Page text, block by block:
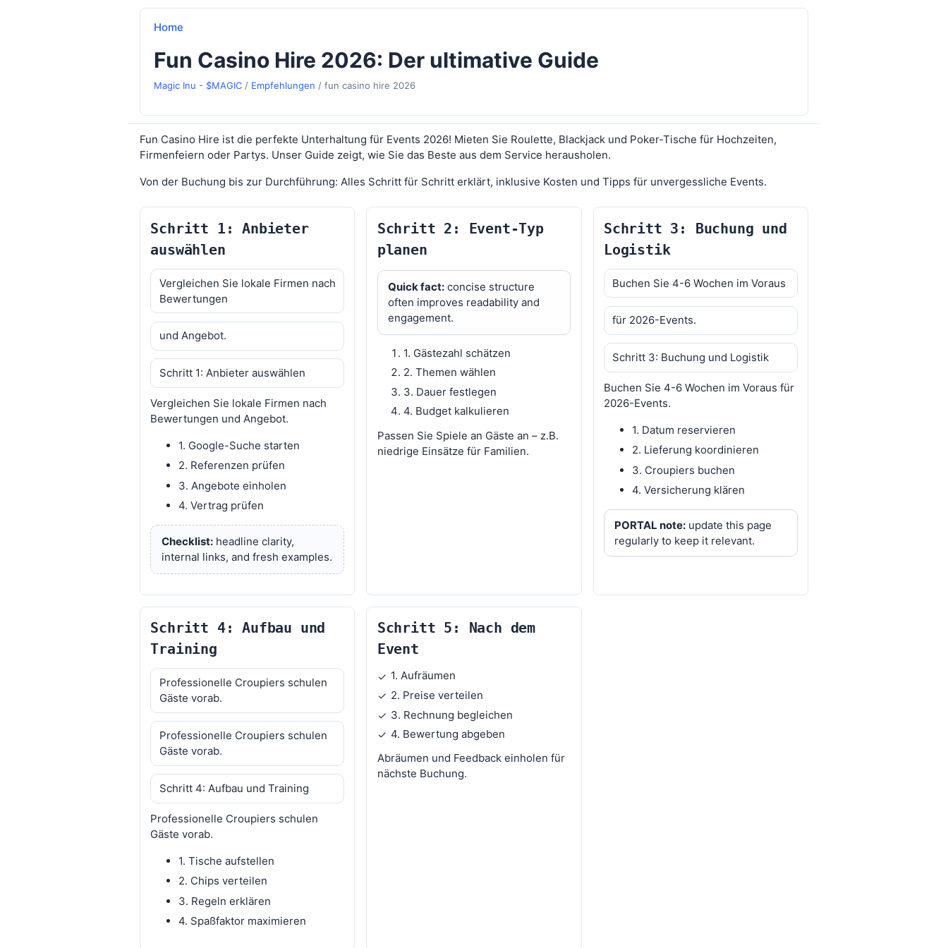
Home
Fun Casino Hire 2026: Der ultimative Guide
Magic Inu - $MAGIC / Empfehlungen /fun casino hire 2026
Fun Casino Hire ist die perfekte Unterhaltung für Events 2026! Mieten Sie Roulette, Blackjack und Poker-Tische für Hochzeiten,
Firmenfeiern oder Partys. Unser Guide zeigt, wie Sie das Beste aus dem Service herausholen.
Von der Buchung bis zur Durchführung: Alles Schritt für Schritt erklärt, inklusive Kosten und Tipps für unvergessliche Events.
Schritt 1: Anbieter
auswählen
Vergleichen Sie lokale Firmen nach
Bewertungen
und Angebot.
Schritt 1: Anbieter auswählen
Vergleichen Sie lokale Firmen nach
Bewertungen und Angebot.
1. Google-Suche starten
2. Referenzen prüfen
3. Angebote einholen
4. Vertrag prüfen
Checklist:headline clarity,
internal links, and fresh examples.
Schritt 2: Event-Typ
planen
Quick fact: concise structure
often improves readability and
engagement.
1. Gästezahl schätzen
2. Themen wählen
3. Dauer festlegen
4. Budget kalkulieren
Passen Sie Spiele an Gäste an – z.B.
niedrige Einsätze für Familien.
Schritt 3: Buchung und
Logistik
Buchen Sie 4-6 Wochen im Voraus
für 2026-Events.
Schritt 3: Buchung und Logistik
Buchen Sie 4-6 Wochen im Voraus für
2026-Events.
1. Datum reservieren
2. Lieferung koordinieren
3. Croupiers buchen
4. Versicherung klären
PORTAL note:update this page
regularly to keep it relevant.
Schritt 4: Aufbau und
Training
Professionelle Croupiers schulen
Gäste vorab.
Professionelle Croupiers schulen
Gäste vorab.
Schritt 4: Aufbau und Training
Professionelle Croupiers schulen
Gäste vorab.
1. Tische aufstellen
2. Chips verteilen
3. Regeln erklären
4. Spaßfaktor maximieren
Schritt 5: Nach dem
Event
✓ 1. Aufräumen
✓ 2. Preise verteilen
✓ 3. Rechnung begleichen
✓ 4. Bewertung abgeben
Abräumen und Feedback einholen für
nächste Buchung.